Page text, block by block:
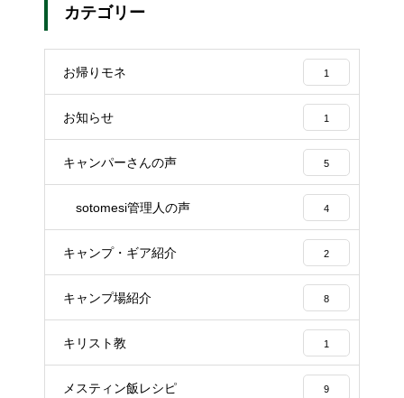
カテゴリー
お帰りモネ 1
お知らせ 1
キャンパーさんの声 5
sotomesi管理人の声 4
キャンプ・ギア紹介 2
キャンプ場紹介 8
キリスト教 1
メスティン飯レシピ 9